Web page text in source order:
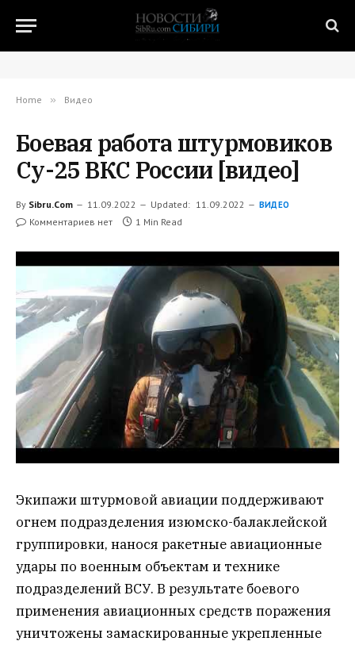
Home » Видео
Боевая работа штурмовиков
Су-25 ВКС России [видео]
By Sibru.Com 11.09.2022 Updated: 11.09.2022 ВИДЕО
Комментариев нет 1 Min Read
Экипажи штурмовой авиации поддерживают
огнем подразделения изюмско-балаклейской
группировки, нанося ракетные авиационные
удары по военным объектам и технике
подразделений ВСУ. В результате боевого
применения авиационных средств поражения
уничтожены замаскированные укрепленные